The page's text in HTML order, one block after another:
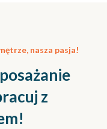
nasza pasja!
z